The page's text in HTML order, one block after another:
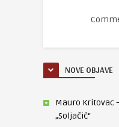
NOVE OBJAVE
Mauro Kritovac
„Soljačić“